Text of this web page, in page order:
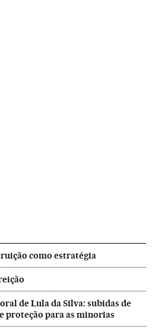
como estratégia
de Lula da Silva: subidas de
proteção para as minorias